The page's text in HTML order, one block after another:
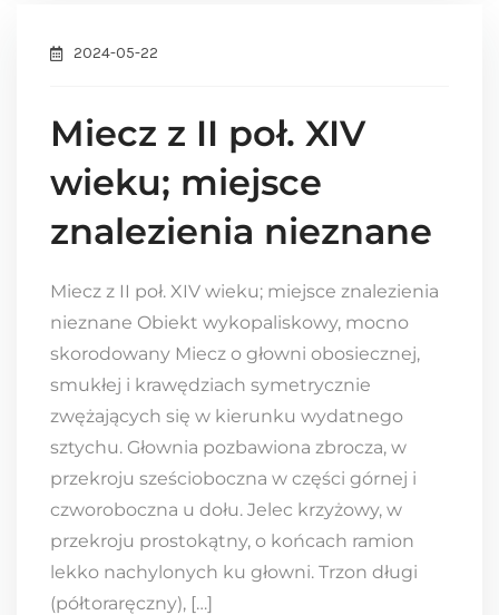
2024-05-22
Miecz z II poł. XIV
wieku; miejsce
znalezienia nieznane
Miecz z II poł. XIV wieku; miejsce znalezienia
nieznane Obiekt wykopaliskowy, mocno
skorodowany Miecz o głowni obosiecznej,
smukłej i krawędziach symetrycznie
zwężających się w kierunku wydatnego
sztychu. Głownia pozbawiona zbrocza, w
przekroju sześcioboczna w części górnej i
czworoboczna u dołu. Jelec krzyżowy, w
przekroju prostokątny, o końcach ramion
lekko nachylonych ku głowni. Trzon długi
(półtoraręczny), […]